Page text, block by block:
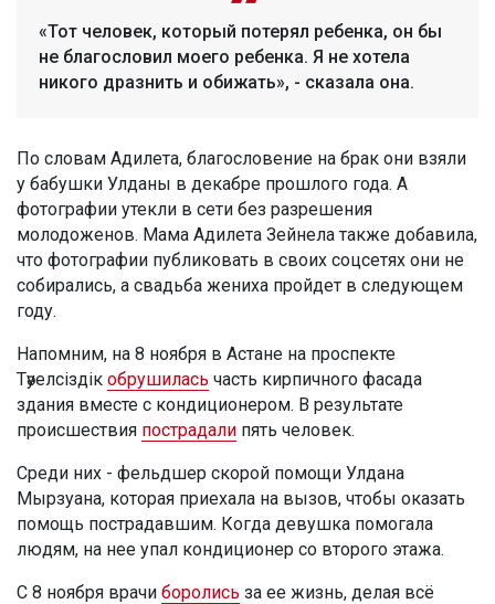
«Тот человек, который потерял ребенка, он бы
не благословил моего ребенка. Я не хотела
никого дразнить и обижать», - сказала она.
По словам Адилета, благословение на брак они взяли
у бабушки Улданы в декабре прошлого года. А
фотографии утекли в сети без разрешения
молодоженов. Мама Адилета Зейнела также добавила,
что фотографии публиковать в своих соцсетях они не
собирались, а свадьба жениха пройдет в следующем
году.
Напомним, на 8 ноября в Астане на проспекте
Тәуелсіздік обрушилась часть кирпичного фасада
здания вместе с кондиционером. В результате
происшествия пострадали пять человек.
Среди них - фельдшер скорой помощи Улдана
Мырзуана, которая приехала на вызов, чтобы оказать
помощь пострадавшим. Когда девушка помогала
людям, на нее упал кондиционер со второго этажа.
С 8 ноября врачи боролись за ее жизнь, делая всё